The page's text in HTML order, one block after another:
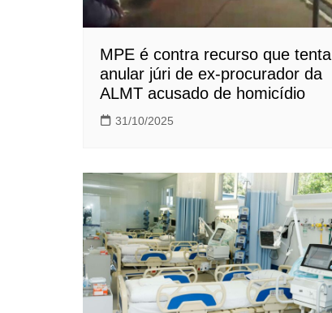
MPE é contra recurso que tenta
anular júri de ex-procurador da
ALMT acusado de homicídio
31/10/2025